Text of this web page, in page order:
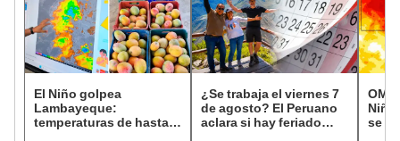
El Niño golpea
Lambayeque:
temperaturas de hasta
¿Se trabaja el viernes 7
de agosto? El Peruano
aclara si hay feriado
Niño
se